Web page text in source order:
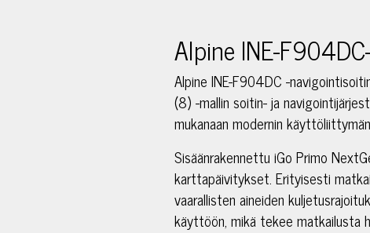
Alpine INE-
Alpine INE-F904DC -
(8) -mallin soitin- ja
mukanaan modernin
Sisäänrakennettu iGo Primo
karttapäivitykset. Erityisesti
vaarallisten aineiden
käyttöön, mikä tekee matkailusta